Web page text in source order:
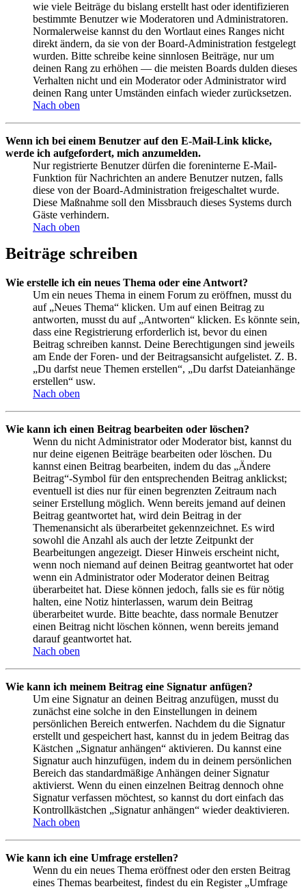
wie viele Beiträge du bislang erstellt hast oder identifizieren
bestimmte Benutzer wie Moderatoren und Administratoren.
Normalerweise kannst du den Wortlaut eines Ranges nicht
direkt ändern, da sie von der Board-Administration festgelegt
wurden. Bitte schreibe keine sinnlosen Beiträge, nur um
deinen Rang zu erhöhen — die meisten Boards dulden dieses
Verhalten nicht und ein Moderator oder Administrator wird
deinen Rang unter Umständen einfach wieder zurücksetzen.
Nach oben
Wenn ich bei einem Benutzer auf den E-Mail-Link klicke,
werde ich aufgefordert, mich anzumelden.
Nur registrierte Benutzer dürfen die foreninterne E-Mail-
Funktion für Nachrichten an andere Benutzer nutzen, falls
diese von der Board-Administration freigeschaltet wurde.
Diese Maßnahme soll den Missbrauch dieses Systems durch
Gäste verhindern.
Nach oben
Beiträge schreiben
Wie erstelle ich ein neues Thema oder eine Antwort?
Um ein neues Thema in einem Forum zu eröffnen, musst du
auf „Neues Thema“ klicken. Um auf einen Beitrag zu
antworten, musst du auf „Antworten“ klicken. Es könnte sein,
dass eine Registrierung erforderlich ist, bevor du einen
Beitrag schreiben kannst. Deine Berechtigungen sind jeweils
am Ende der Foren- und der Beitragsansicht aufgelistet. Z. B.
„Du darfst neue Themen erstellen“, „Du darfst Dateianhänge
erstellen“ usw.
Nach oben
Wie kann ich einen Beitrag bearbeiten oder löschen?
Wenn du nicht Administrator oder Moderator bist, kannst du
nur deine eigenen Beiträge bearbeiten oder löschen. Du
kannst einen Beitrag bearbeiten, indem du das „Ändere
Beitrag“-Symbol für den entsprechenden Beitrag anklickst;
eventuell ist dies nur für einen begrenzten Zeitraum nach
seiner Erstellung möglich. Wenn bereits jemand auf deinen
Beitrag geantwortet hat, wird dein Beitrag in der
Themenansicht als überarbeitet gekennzeichnet. Es wird
sowohl die Anzahl als auch der letzte Zeitpunkt der
Bearbeitungen angezeigt. Dieser Hinweis erscheint nicht,
wenn noch niemand auf deinen Beitrag geantwortet hat oder
wenn ein Administrator oder Moderator deinen Beitrag
überarbeitet hat. Diese können jedoch, falls sie es für nötig
halten, eine Notiz hinterlassen, warum dein Beitrag
überarbeitet wurde. Bitte beachte, dass normale Benutzer
einen Beitrag nicht löschen können, wenn bereits jemand
darauf geantwortet hat.
Nach oben
Wie kann ich meinem Beitrag eine Signatur anfügen?
Um eine Signatur an deinen Beitrag anzufügen, musst du
zunächst eine solche in den Einstellungen in deinem
persönlichen Bereich entwerfen. Nachdem du die Signatur
erstellt und gespeichert hast, kannst du in jedem Beitrag das
Kästchen „Signatur anhängen“ aktivieren. Du kannst eine
Signatur auch hinzufügen, indem du in deinem persönlichen
Bereich das standardmäßige Anhängen deiner Signatur
aktivierst. Wenn du einen einzelnen Beitrag dennoch ohne
Signatur verfassen möchtest, so kannst du dort einfach das
Kontrollkästchen „Signatur anhängen“ wieder deaktivieren.
Nach oben
Wie kann ich eine Umfrage erstellen?
Wenn du ein neues Thema eröffnest oder den ersten Beitrag
eines Themas bearbeitest, findest du ein Register „Umfrage